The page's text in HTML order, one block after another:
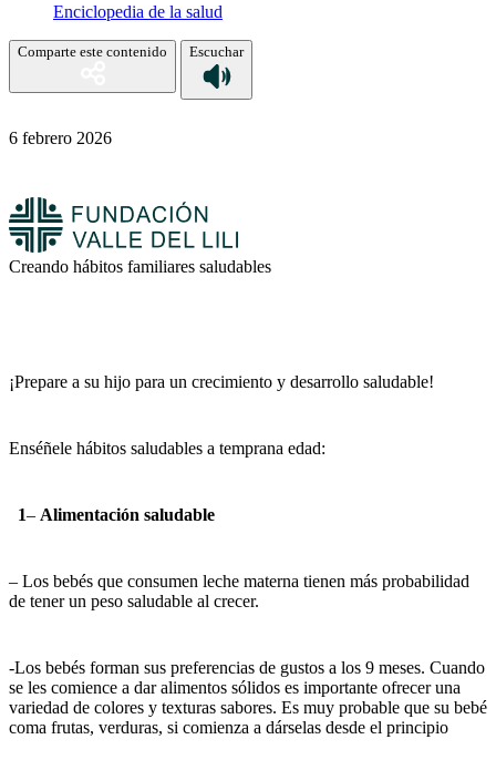
Enciclopedia de la salud
Comparte este contenido Escuchar
6 febrero 2026
Creando hábitos familiares saludables
¡Prepare a su hijo para un crecimiento y desarrollo saludable!
Enséñele hábitos saludables a temprana edad:
1– Alimentación saludable
– Los bebés que consumen leche materna tienen más probabilidad
de tener un peso saludable al crecer.
-Los bebés forman sus preferencias de gustos a los 9 meses. Cuando
se les comience a dar alimentos sólidos es importante ofrecer una
variedad de colores y texturas sabores. Es muy probable que su bebé
coma frutas, verduras, si comienza a dárselas desde el principio